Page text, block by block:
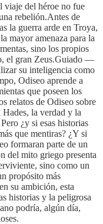
viaje del héroe no fue
rebelión.Antes de
la guerra arde en Troya,
mayor amenaza para la
sino los propios
el gran Zeus.Guiado —
su inteligencia como
Odiseo aprende a
que poseen los
relatos de Odiseo sobre
la verdad y la
¿y si esas historias
que mentiras? ¿Y si
formaran parte de un
del mito griego presenta
sino como un
propósito más
su ambición, esta
historias y la peligrosa
podría, algún día,